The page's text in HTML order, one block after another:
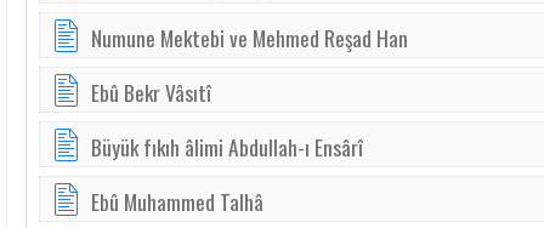
Numune Mektebi ve Mehmed Reşad Han
Ebû Bekr Vâsıtî
Büyük fıkıh âlimi Abdullah-ı Ensârî
Ebû Muhammed Talhâ